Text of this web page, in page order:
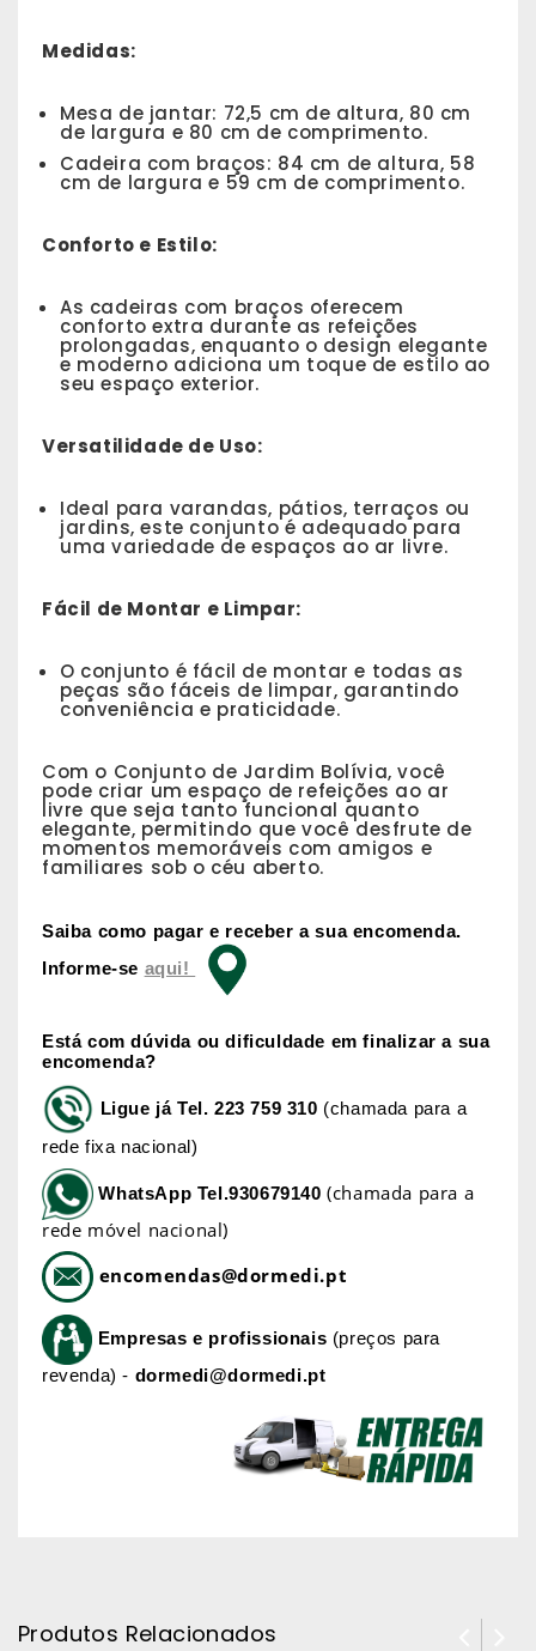
Medidas:
Mesa de jantar: 72,5 cm de altura, 80 cm
de largura e 80 cm de comprimento.
Cadeira com braços: 84 cm de altura, 58
cm de largura e 59 cm de comprimento.
Conforto e Estilo:
As cadeiras com braços oferecem
conforto extra durante as refeições
prolongadas, enquanto o design elegante
e moderno adiciona um toque de estilo ao
seu espaço exterior.
Versatilidade de Uso:
Ideal para varandas, pátios, terraços ou
jardins, este conjunto é adequado para
uma variedade de espaços ao ar livre.
Fácil de Montar e Limpar:
O conjunto é fácil de montar e todas as
peças são fáceis de limpar, garantindo
conveniência e praticidade.
Com o Conjunto de Jardim Bolívia, você
pode criar um espaço de refeições ao ar
livre que seja tanto funcional quanto
elegante, permitindo que você desfrute de
momentos memoráveis com amigos e
familiares sob o céu aberto.
Saiba como pagar e receber a sua encomenda.
Informe-se aqui!
Está com dúvida ou dificuldade em finalizar a sua
encomenda?
Ligue já Tel. 223 759 310 (chamada para a
rede fixa nacional)
WhatsApp Tel.930679140 (chamada para a
rede móvel nacional)
encomendas@dormedi.pt
Empresas e profissionais (preços para
revenda) - dormedi@dormedi.pt
Produtos Relacionados